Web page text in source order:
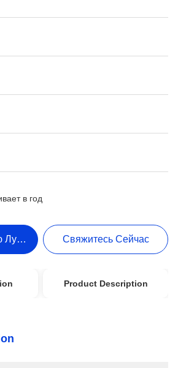
в год
Лучшую ЦенуСвяжитесь Сейчас
Product Description